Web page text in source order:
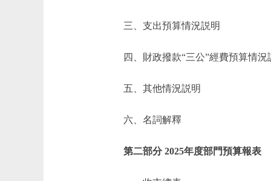
三、支出預算情況説明
四、財政撥款“三公”經費預算情況
五、其他情況説明
六、名詞解釋
第二部分 2025年度部門預算報表